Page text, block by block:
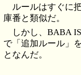
ルールはすぐに
庫番と類似だ。
しかし、BABA
で「追加ルール」
となんだ。